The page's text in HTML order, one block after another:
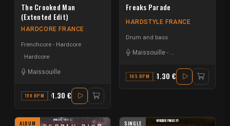
The Crooked Man
(Extented Edit)
HARDCORE FRANCE
Frenchcore - Hardcore
Hardcore
Maissouille
190 BPM G1.30 €
Freaks Parade
HARDSTYLE FRANCE
Drum and bass
Maissouille -
165 BPM A1.30 €
ALBUM SINGLE